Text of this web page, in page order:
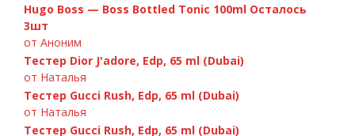
Hugo Boss — Boss Bottled Tonic 100ml Осталось
3шт
от Аноним
Тестер Dior J'adore, Edp, 65 ml (Dubai)
от Наталья
Тестер Gucci Rush, Edp, 65 ml (Dubai)
от Наталья
Тестер Gucci Rush, Edp, 65 ml (Dubai)